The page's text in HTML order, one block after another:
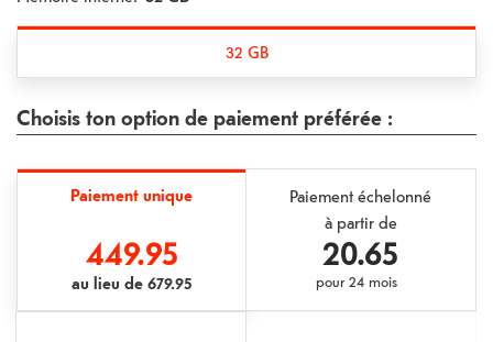
32 GB
Choisis ton option de paiement préférée :
Paiement unique
449.95
au lieu de679.95
Paiement échelonné
à partir de
20.65
pour24 mois